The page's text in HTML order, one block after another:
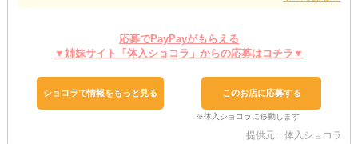
お持ちのスキルやご経歴を加味して『各種優遇』のうえでお迎えし
面接時に、ご希望の働き方や条件についてお聞かせください♪
あなたの理想を《ディアスタンス》で叶えましょう♪
当店では、女の子が負担に感じる“厳しいルール”を設けていませ
ん！
『ノルマ』や『ペナルティ』がなくプレッシャーを感じない環境で
数字に追われる心配がないため、女の子同士でギスギスすることも
応募でPayPayがもらえる
▼姉妹サイト「体入ショコラ」からの応募はコチラ▼
ショコラで情報をもっと見る このお店に応募する
提供元：体入ショコラ